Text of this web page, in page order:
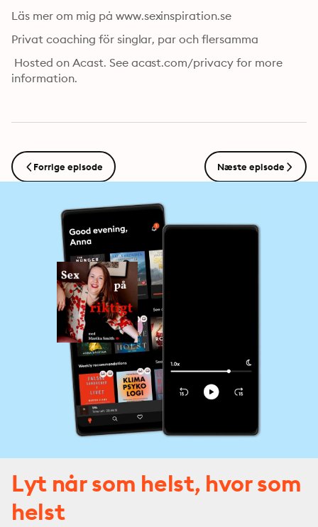
Läs mer om mig på www.sexinspiration.se
Privat coaching för singlar, par och flersamma
Hosted on Acast. See acast.com/privacy for more
information.
Forrige episode Næste episode
Lyt når som helst, hvor som
helst